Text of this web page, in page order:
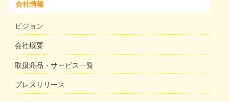
会社情報
ビジョン
会社概要
取扱商品・サービス一覧
プレスリリース